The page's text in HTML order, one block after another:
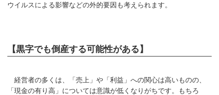
ウイルスによる影響などの外的要因も考えられます。
【黒字でも倒産する可能性がある】
経営者の多くは、「売上」や「利益」への関心は高いものの、
「現金の有り高」については意識が低くなりがちです。もちろ